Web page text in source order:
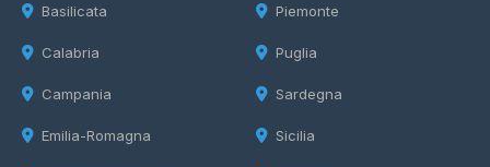
Basilicata
Calabria
Campania
Emilia-Romagna
Piemonte
Puglia
Sardegna
Sicilia